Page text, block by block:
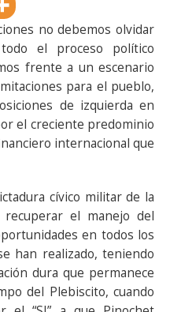
no debemos olvidar
el proceso político
frente a un escenario
para el pueblo,
de izquierda en
el creciente predominio
internacional que
cívico militar de la
el manejo del
en todos los
han realizado, teniendo
dura que permanece
del Plebiscito, cuando